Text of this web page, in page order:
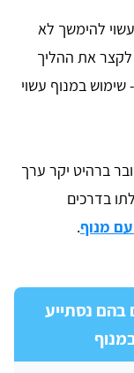
להימשך לא
לקצר את ההליך
במנוף עשוי
ברהיט יקר ערך
בדרכים
מנוף.
בהם נסתייע